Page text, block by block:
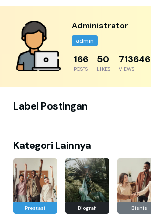
Administrator
admin
217
POSTS
65
LIKES
933229
VIEWS
Label Postingan
Kategori Lainnya
Prestasi Biografi Bisnis